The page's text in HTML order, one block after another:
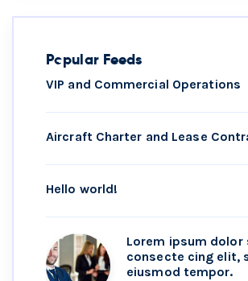
Popular Feeds
VIP and Commercial Operations
Aircraft Charter and Lease
Hello world!
Lorem ipsum
consecte cing elit,
eiusmod tempor.